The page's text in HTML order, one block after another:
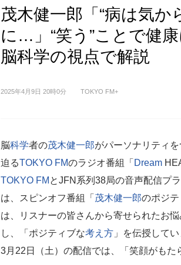
茂木健一郎「“病は気か
に…」“笑う”ことで健
脳科学の視点で解説
2025年4月9日 20時0分 TOKYO FM+
脳科学者の茂木健一郎がパーソナリティ
迫るTOKYO FMのラジオ番組「 Dream
TOKYO FM とJFN系列38局の音声配信プ
は、スピンオフ番組「 茂木健一郎のポジ
は、リスナーの皆さんから寄せられたお
し、「ポジティブな考え方 」を伝授してい
3月22日（土）の配信では、「笑顔がもた